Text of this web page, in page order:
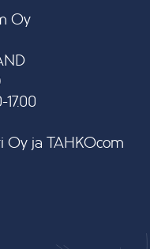
Oy
Oy ja TAHKOcom